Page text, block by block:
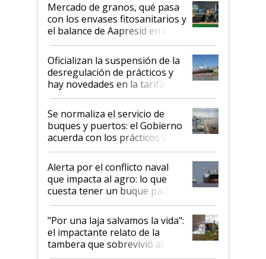
Mercado de granos, qué pasa
con los envases fitosanitarios y
el balance de Aapresid en La
Posta
Oficializan la suspensión de la
desregulación de prácticos y
hay novedades en la tarifa de
la hidrovía
Se normaliza el servicio de
buques y puertos: el Gobierno
acuerda con los prácticos y
suspende el decreto de
desregulación
Alerta por el conflicto naval
que impacta al agro: lo que
cuesta tener un buque parado
y el peligro de que Argentina
pase a ser "país sucio"
"Por una laja salvamos la vida":
el impactante relato de la
tambera que sobrevivió al
tornado